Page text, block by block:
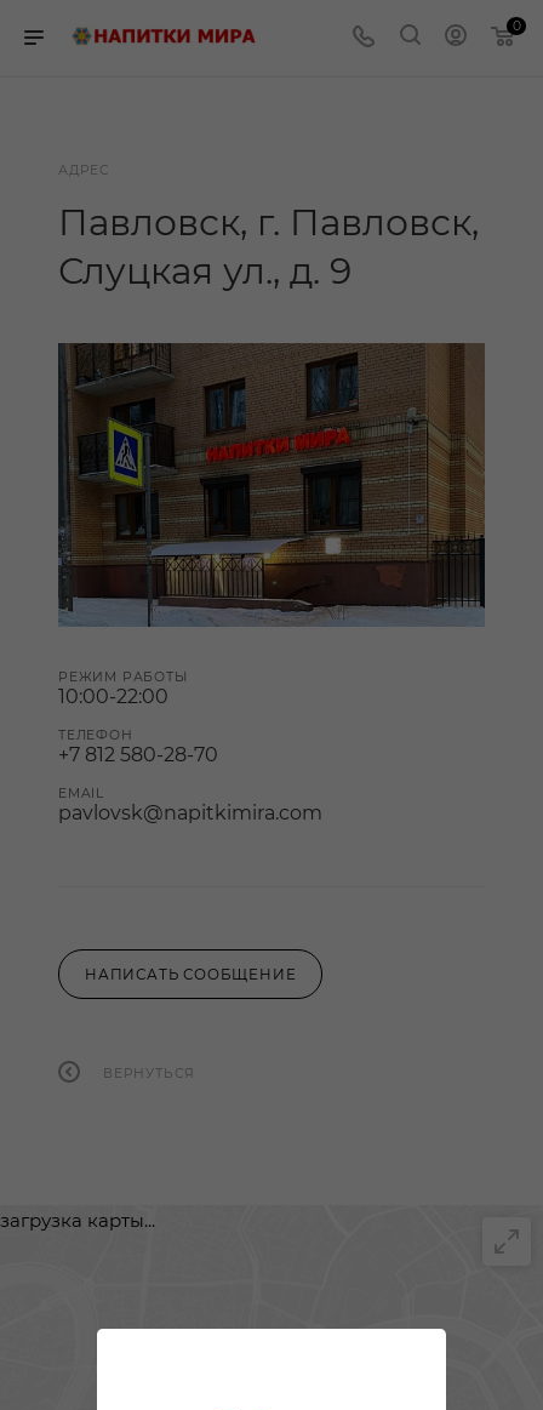
0
АДРЕС
Павловск, г. Павловск,
Слуцкая ул., д. 9
РЕЖИМ РАБОТЫ
10:00-22:00
ТЕЛЕФОН
+7 812 580-28-70
EMAIL
pavlovsk@napitkimira.com
НАПИСАТЬ СООБЩЕНИЕ
ВЕРНУТЬСЯ
загрузка карты...